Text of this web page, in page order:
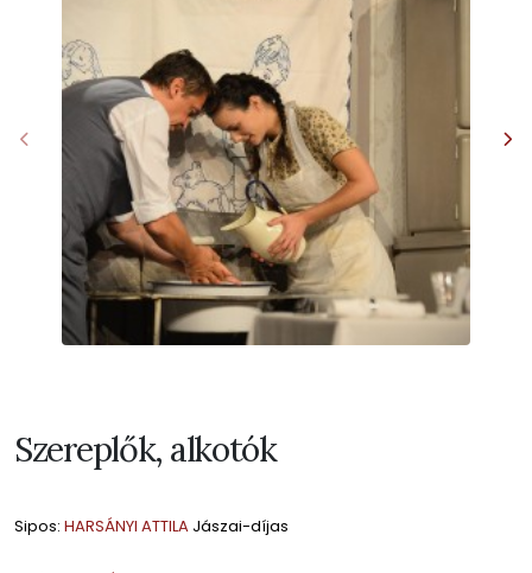
Szereplők, alkotók
Sipos: HARSÁNYI ATTILA Jászai-díjas